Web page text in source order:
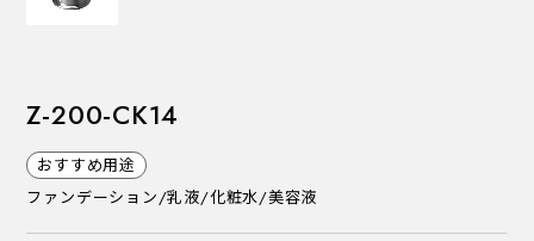
Recommended Specifications
Z-200-CK14
おすすめ用途
ファンデーション/乳液/化粧水/美容液